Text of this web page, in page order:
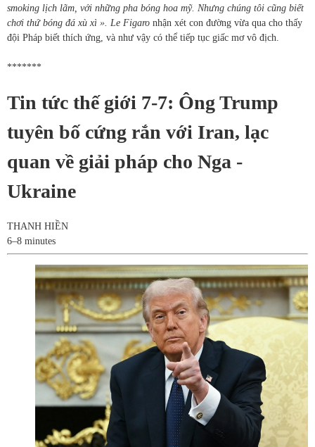
smoking lịch lãm, với những pha bóng hoa mỹ. Nhưng chúng tôi cũng biết
chơi thứ bóng đá xù xì ». Le Figaro nhận xét con đường vừa qua cho thấy
đội Pháp biết thích ứng, và như vậy có thể tiếp tục giấc mơ vô địch.
*******
Tin tức thế giới 7-7: Ông Trump
tuyên bố cứng rắn với Iran, lạc
quan về giải pháp cho Nga -
Ukraine
THANH HIỀN
6–8 minutes